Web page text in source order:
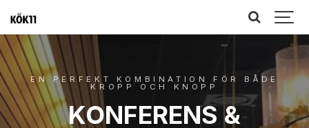
EN PERFEKT KOMBINATION FÖR BÅDE
KROPP OCH KNOPP
KONFERENS &